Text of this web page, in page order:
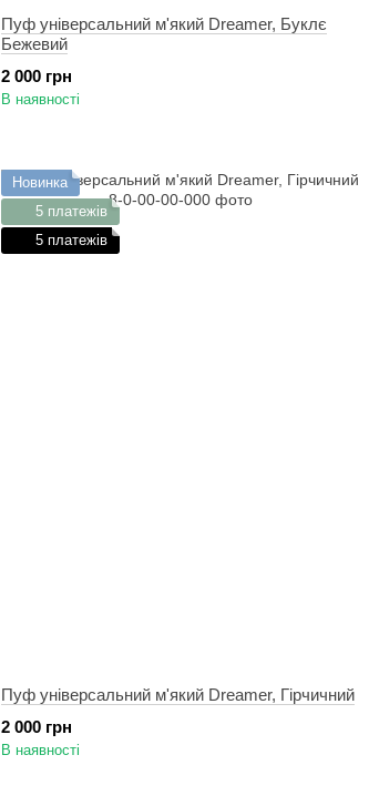
Пуф універсальний м'який Dreamer, Буклє
Бежевий
2 000 грн
В наявності
Новинка
5 платежів
5 платежів
Пуф універсальний м'який Dreamer, Гірчичний
2 000 грн
В наявності